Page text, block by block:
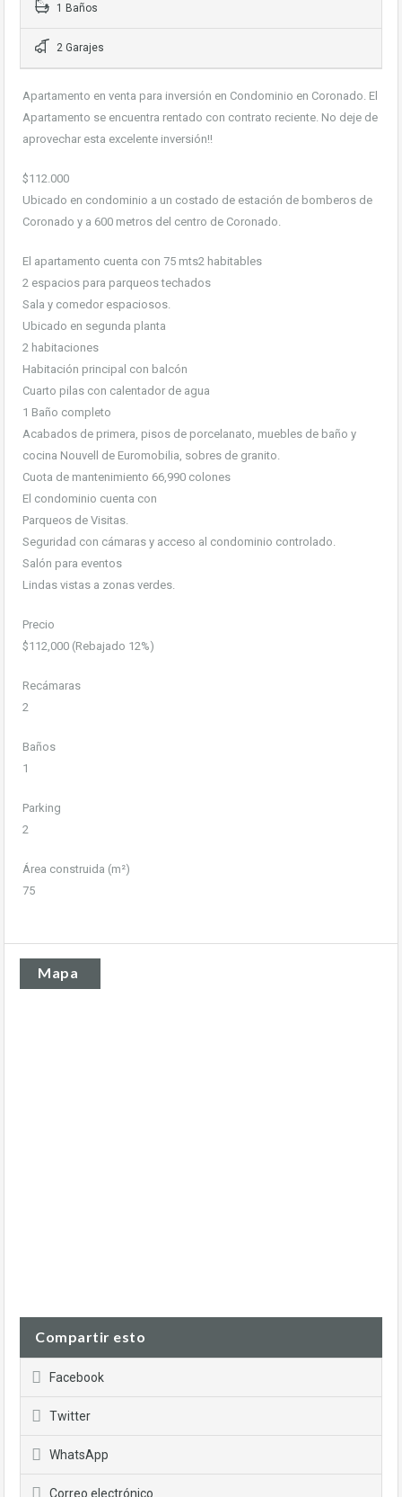
1 Baños
2 Garajes
Apartamento en venta para inversión en Condominio en Coronado. El
Apartamento se encuentra rentado con contrato reciente. No deje de
aprovechar esta excelente inversión!!
$112.000
Ubicado en condominio a un costado de estación de bomberos de
Coronado y a 600 metros del centro de Coronado.
El apartamento cuenta con 75 mts2 habitables
2 espacios para parqueos techados
Sala y comedor espaciosos.
Ubicado en segunda planta
2 habitaciones
Habitación principal con balcón
Cuarto pilas con calentador de agua
1 Baño completo
Acabados de primera, pisos de porcelanato, muebles de baño y
cocina Nouvell de Euromobilia, sobres de granito.
Cuota de mantenimiento 66,990 colones
El condominio cuenta con
Parqueos de Visitas.
Seguridad con cámaras y acceso al condominio controlado.
Salón para eventos
Lindas vistas a zonas verdes.
Precio
$112,000 (Rebajado 12%)
Recámaras
2
Baños
1
Parking
2
Área construida (m²)
75
Mapa
Compartir esto
Facebook
Twitter
WhatsApp
Correo electrónico